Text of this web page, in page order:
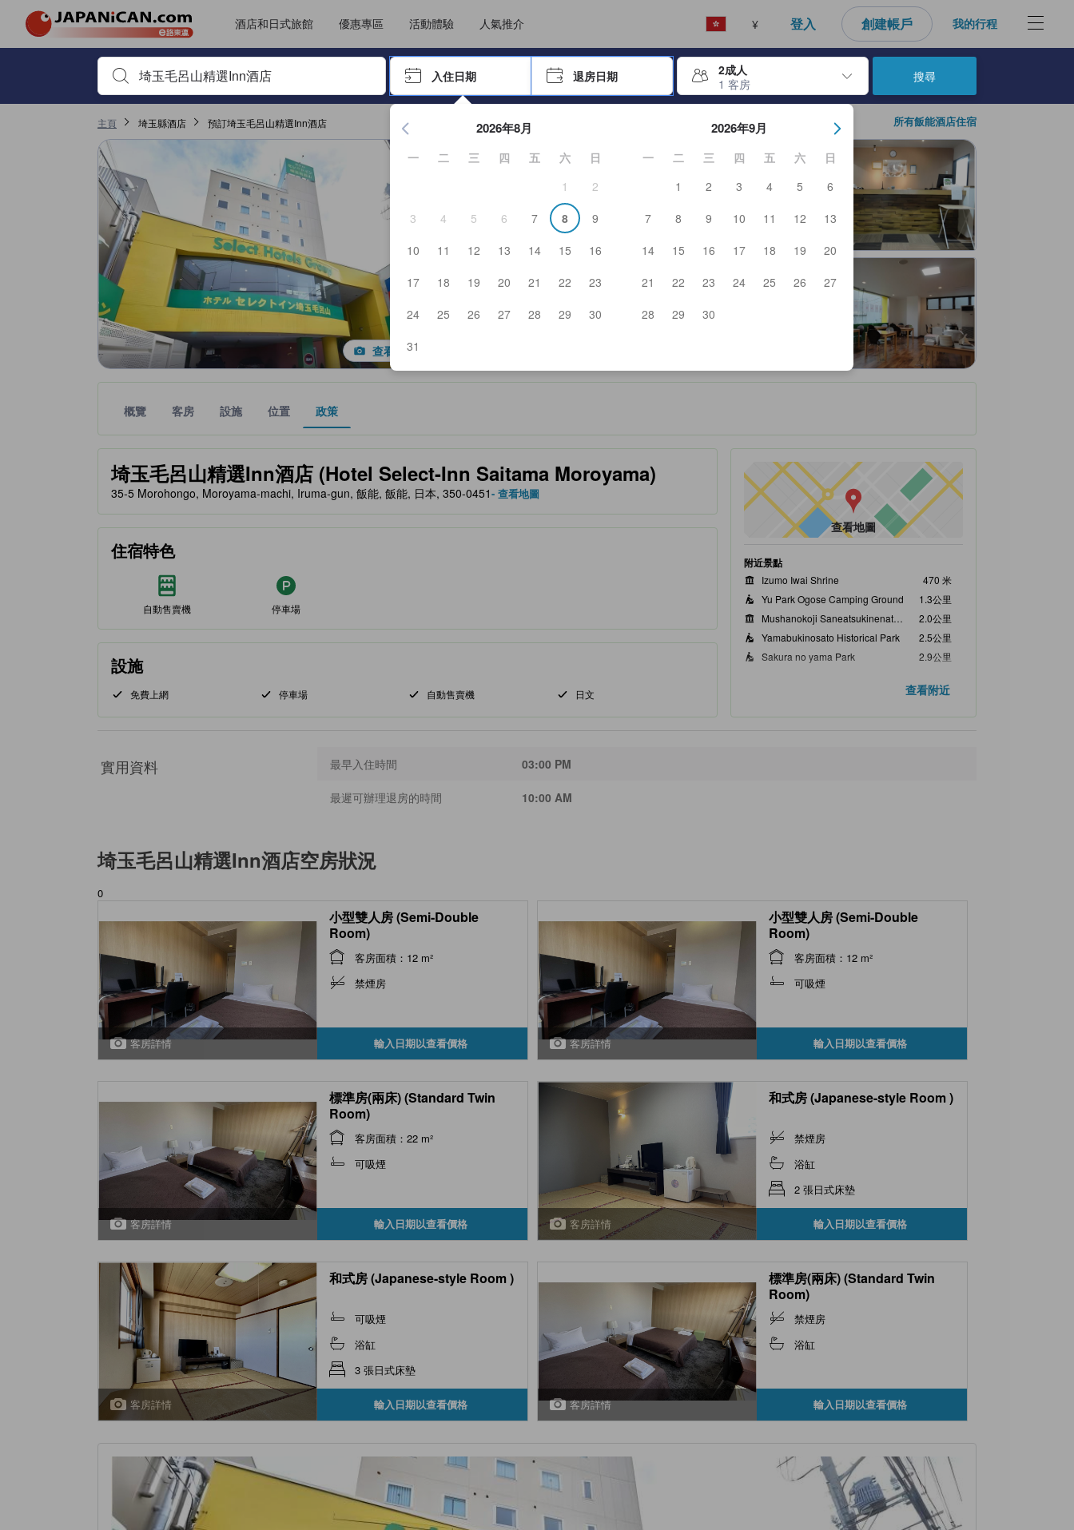
酒店和日式旅館 優惠專區 活動體驗 人氣推介 ¥ 登入 創建帳戶 我的行程
首先輸入住宿名稱或關鍵字搜尋，並使用箭頭鍵或 Tab鍵尋找，再按Enter鍵選擇
入住日期 退房日期
2成人
1 客房
按Enter鍵開始瀏覽日期選擇器，並使用方向鍵瀏覽入住和退房日期。使用Enter鍵選擇日期後，入住日期將會選取。請重覆相同步驟以選
2026年8月
一 二 三 四 五 六
日
1
2
3
4 5 6 7 8
9
10
11 12 13 14 15
16
17
18 19 20 21 22
23
24
25 26 27 28 29
30
31
2026年9月
一 二 三 四 五 六
日
1
2 3 4 5
6
7
8 9 10 11 12
13
14
15 16 17 18 19
20
21
22 23 24 25 26
27
28
29 30
搜尋
主頁 埼玉縣酒店 預訂埼玉毛呂山精選Inn酒店 所有飯能酒店住宿
查看全部照片
概覽 客房 設施 位置 政策
埼玉毛呂山精選Inn酒店 (Hotel Select-Inn Saitama Moroyama)
tooltip
金星評級由夥伴網站提供，反映住客對舒適度及設施服務等的預期。
35-5 Morohongo, Moroyama-machi, Iruma-gun, 飯能, 飯能, 日本, 350-0451- 查看地圖
住宿特色
自動售賣機 停車場
設施
免費上網 停車場 自動售賣機 日文
查看地圖
附近景點
Izumo Iwai Shrine
470 米
Yu Park Ogose Camping Ground
1.3公里
Mushanokoji Saneatsukinenatarashikimura Museum
2.0公里
Yamabukinosato Historical Park
2.5公里
Sakura no yama Park
2.9公里
查看附近
實用資料 最早入住時間 03:00 PM
最遲可辦理退房的時間 10:00 AM
埼玉毛呂山精選Inn酒店空房狀況
0
客房詳情
小型雙人房 (Semi-Double
Room)
客房面積：12 m²
禁煙房
輸入日期以查看價格 客房詳情
小型雙人房 (Semi-Double
Room)
客房面積：12 m²
可吸煙
輸入日期以查看價格
客房詳情
標準房(兩床) (Standard Twin
Room)
客房面積：22 m²
可吸煙
輸入日期以查看價格 客房詳情
和式房 (Japanese-style Room )
禁煙房
浴缸
2 張日式床墊
輸入日期以查看價格
客房詳情
和式房 (Japanese-style Room )
可吸煙
浴缸
3 張日式床墊
輸入日期以查看價格 客房詳情
標準房(兩床) (Standard Twin
Room)
禁煙房
浴缸
輸入日期以查看價格